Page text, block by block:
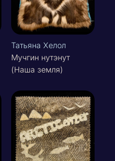
Татьяна Хелол
Мучгин нутэнут
(Наша земля)